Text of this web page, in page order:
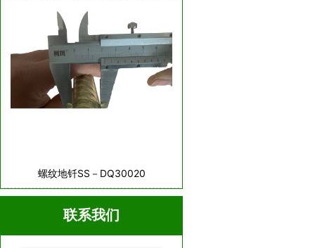
螺纹地钎SS－DQ30020
联系我们